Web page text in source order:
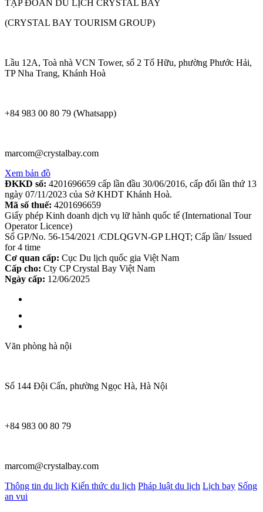
TẬP ĐOÀN DU LỊCH CRYSTAL BAY
(CRYSTAL BAY TOURISM GROUP)
Lầu 12A, Toà nhà VCN Tower, số 2 Tố Hữu, phường Phước Hải,
TP Nha Trang, Khánh Hoà
+84 983 00 80 79 (Whatsapp)
marcom@crystalbay.com
Xem bản đồ
ĐKKD số: 4201696659 cấp lần đầu 30/06/2016, cấp đổi lần thứ 13
ngày 07/11/2023 của Sở KHDT Khánh Hoà.
Mã số thuế: 4201696659
Giấy phép Kinh doanh dịch vụ lữ hành quốc tế (International Tour
Operator Licence)
Số GP/No. 56-154/2021 /CDLQGVN-GP LHQT; Cấp lần/ Issued
for 4 time
Cơ quan cấp: Cục Du lịch quốc gia Việt Nam
Cấp cho: Cty CP Crystal Bay Việt Nam
Ngày cấp: 12/06/2025
Văn phòng hà nội
Số 144 Đội Cấn, phường Ngọc Hà, Hà Nội
+84 983 00 80 79
marcom@crystalbay.com
Thông tin du lịch Kiến thức du lịch Pháp luật du lịch Lịch bay Sống
an vui